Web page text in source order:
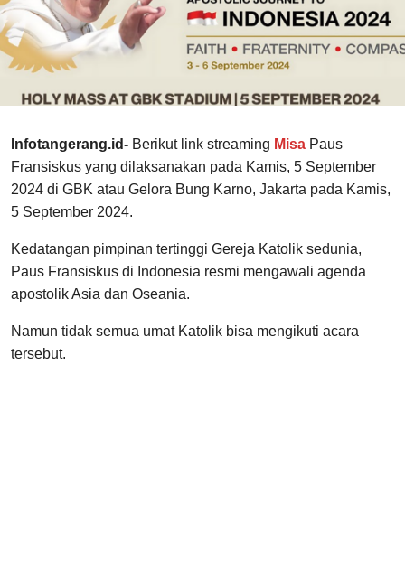
Infotangerang.id- Berikut link streaming Misa Paus
Fransiskus yang dilaksanakan pada Kamis, 5 September
2024 di GBK atau Gelora Bung Karno, Jakarta pada Kamis,
5 September 2024.
Kedatangan pimpinan tertinggi Gereja Katolik sedunia,
Paus Fransiskus di Indonesia resmi mengawali agenda
apostolik Asia dan Oseania.
Namun tidak semua umat Katolik bisa mengikuti acara
tersebut.